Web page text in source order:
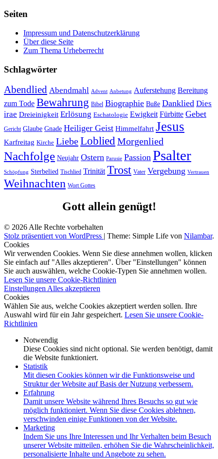
Seiten
Impressum und Datenschutzerklärung
Über diese Seite
Zum Thema Urheberrecht
Schlagwörter
Abendlied Abendmahl Advent Anbetung Auferstehung Bereitung
zum Tode Bewahrung Bibel Biographie Buße Danklied Dies
irae Dreieinigkeit Erlösung Eschatologie Ewigkeit Fürbitte Gebet
Gericht Glaube Gnade Heiliger Geist Himmelfahrt Jesus
Karfreitag Kirche LiebeLobliedMorgenlied
Nachfolge Neujahr Ostern Parusie Passion Psalter
Schöpfung Sterbelied Tischlied Trinität Trost Vater Vergebung Vertrauen
Weihnachten Wort Gottes
Gott allein genügt!
© 2026 Alle Rechte vorbehalten
Stolz präsentiert von WordPress | Theme: Simple Life von Nilambar.
Cookies
Wir verwenden Cookies. Wenn Sie diese annehmen wollen, klicken
Sie einfach auf "Alles akzeptieren". Über "Einstellungen" können
Sie auch auswählen, welche Cookie-Typen Sie annehmen wollen.
Lesen Sie unsere Cookie-Richtlinien
Einstellungen Alles akzeptieren
Cookies
Wählen Sie aus, welche Cookies akzeptiert werden sollen. Ihre
Auswahl wird für ein Jahr gespeichert. Lesen Sie unsere Cookie-
Richtlinien
Notwendig
Diese Cookies sind nicht optional. Sie werden benötigt, damit
die Website funktioniert.
Statistik
Mit diesen Cookies können wir die Funktionsweise und
Struktur der Website auf Basis der Nutzung verbessern.
Erfahrung
Damit unsere Website während Ihres Besuchs so gut wie
möglich funktioniert. Wenn Sie diese Cookies ablehnen,
verschwinden einige Funktionen von der Website.
Marketing
Indem Sie uns Ihre Interessen und Ihr Verhalten beim Besuch
unserer Website mitteilen, erhöhen Sie die Wahrscheinlichkeit,
personalisierte Inhalte und Angebote zu sehen.